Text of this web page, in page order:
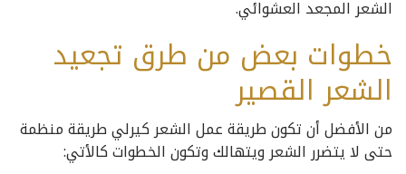
الشعر المجعد العشوائي.
خطوات بعض من طرق تجعيد
الشعر القصير
من الأفضل أن تكون طريقة عمل الشعر كيرلي طريقة منظمة
حتى لا يتضرر الشعر ويتهالك وتكون الخطوات كالأتي: